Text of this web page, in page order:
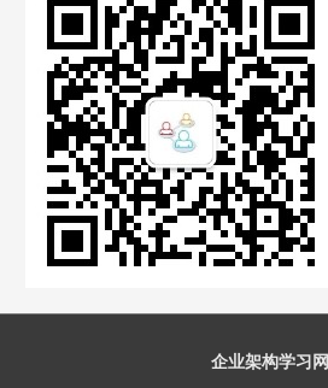
企业架构学习网